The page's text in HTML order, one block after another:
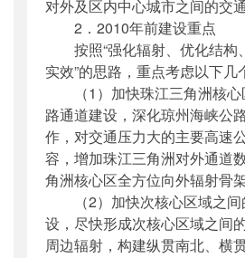
对外及区内中心城市之间的交通
2．2010年前建设重点
按照“强化辐射、优化结构
实效”的思路，重点考虑以下几
（1）加快珠江三角洲核心
路通道建设，深化琼州海峡公
作，对交通压力大的主要高速
容，增加珠江三角洲对外通道
角洲核心区全方位向外辐射骨架
（2）加快次核心区域之间
设，尽快形成次核心区域之间
周边辐射，构建纵贯南北、横